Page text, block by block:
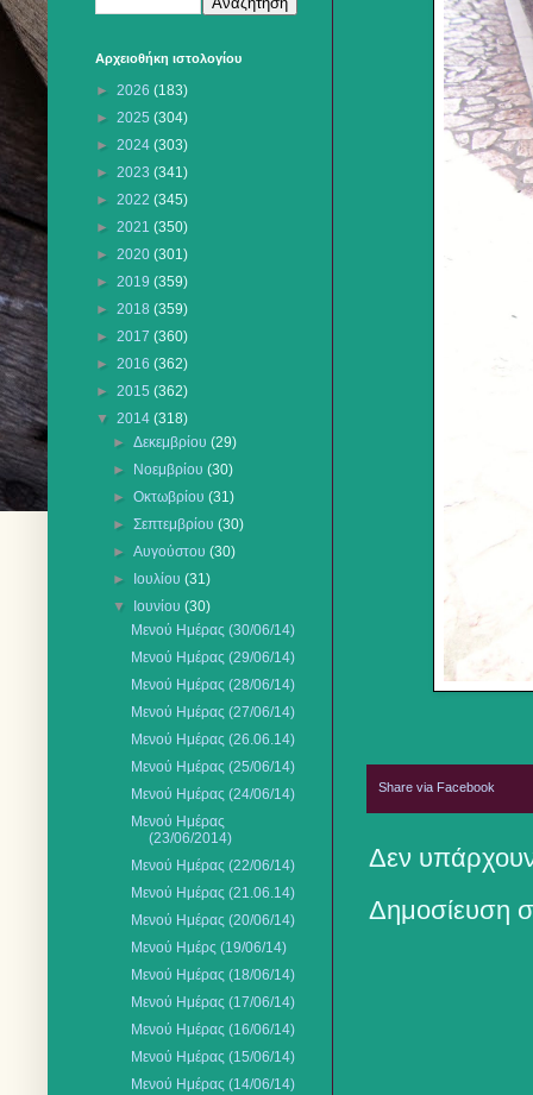
Share via Facebook
Δεν
Δημοσίευση
Αρχειοθήκη ιστολογίου
► 2026 (183)
► 2025 (304)
► 2024 (303)
► 2023 (341)
► 2022 (345)
► 2021 (350)
► 2020 (301)
► 2019 (359)
► 2018 (359)
► 2017 (360)
► 2016 (362)
► 2015 (362)
▼ 2014 (318)
►Δεκεμβρίου(29)
►
Νοεμβρίου(30)
►Οκτωβρίου(31)
►Σεπτεμβρίου(30)
►Αυγούστου(30)
►
Ιουλίου(31)
▼
Ιουνίου(30)
Μενού Ημέρας (30/06/14)
Μενού Ημέρας (29/06/14)
Μενού Ημέρας (28/06/14)
Μενού Ημέρας (27/06/14)
Μενού Ημέρας (26.06.14)
Μενού Ημέρας (25/06/14)
Μενού Ημέρας (24/06/14)
Μενού Ημέρας
(23/06/2014)
Μενού Ημέρας (22/06/14)
Μενού Ημέρας (21.06.14)
Μενού Ημέρας (20/06/14)
Μενού Ημέρς (19/06/14)
Μενού Ημέρας (18/06/14)
Μενού Ημέρας (17/06/14)
Μενού Ημέρας (16/06/14)
Μενού Ημέρας (15/06/14)
Μενού Ημέρας (14/06/14)